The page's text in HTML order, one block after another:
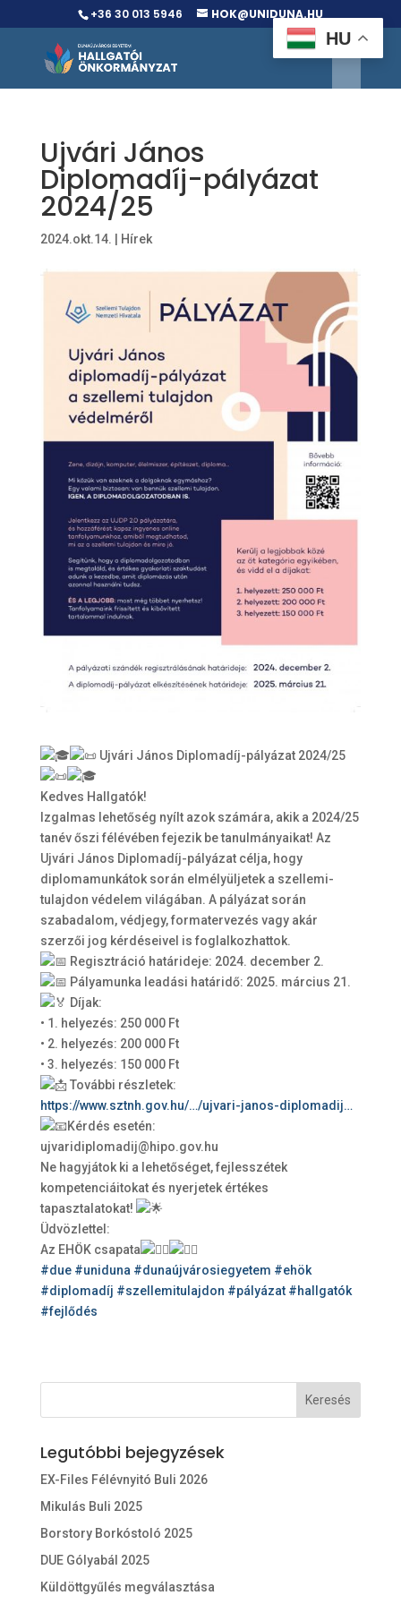
+36 30 013 5946 HOK@UNIDUNA.HU
Ujvári János
Diplomadíj-pályázat
2024/25
2024.okt.14. Hírek
Ujvári János Diplomadíj-pályázat 2024/25
Kedves Hallgatók!
Izgalmas lehetőség nyílt azok számára, akik a 2024/25
tanév őszi félévében fejezik be tanulmányaikat! Az
Ujvári János Diplomadíj-pályázat célja, hogy
diplomamunkátok során elmélyüljetek a szellemi-
tulajdon védelem világában. A pályázat során
szabadalom, védjegy, formatervezés vagy akár
szerzői jog kérdéseivel is foglalkozhattok.
Regisztráció határideje: 2024. december 2.
Pályamunka leadási határidő: 2025. március 21.
Díjak:
• 1. helyezés: 250 000 Ft
• 2. helyezés: 200 000 Ft
• 3. helyezés: 150 000 Ft
További részletek:
https://www.sztnh.gov.hu/…/ujvari-janos-diplomadij…
Kérdés esetén:
ujvaridiplomadij@hipo.gov.hu
Ne hagyjátok ki a lehetőséget, fejlesszétek
kompetenciáitokat és nyerjetek értékes
tapasztalatokat!
Üdvözlettel:
Az EHÖK csapata
#due #uniduna #dunaújvárosiegyetem #ehök
#diplomadíj #szellemitulajdon #pályázat #hallgatók
#fejlődés
Legutóbbi bejegyzések
EX-Files Félévnyitó Buli 2026
Mikulás Buli 2025
Borstory Borkóstoló 2025
DUE Gólyabál 2025
Küldöttgyűlés megválasztása
HU